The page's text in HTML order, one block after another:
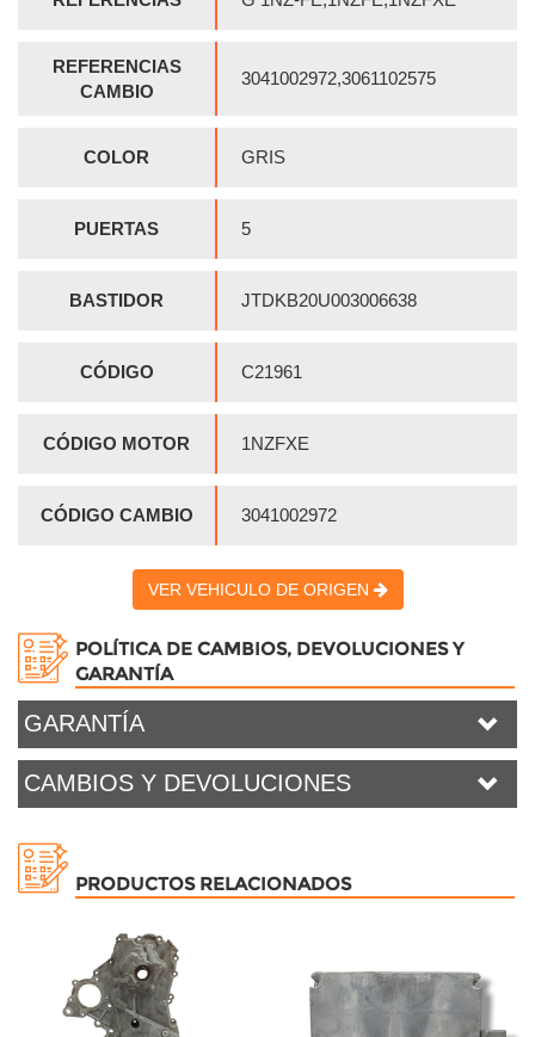
REFERENCIAS
CAMBIO
3041002972,3061102575
COLOR GRIS
PUERTAS 5
BASTIDOR JTDKB20U003006638
CÓDIGO C21961
CÓDIGO MOTOR 1NZFXE
CÓDIGO CAMBIO 3041002972
VER VEHICULO DE ORIGEN
POLÍTICA DE CAMBIOS, DEVOLUCIONES Y
GARANTÍA
GARANTÍA
CAMBIOS Y DEVOLUCIONES
PRODUCTOS RELACIONADOS